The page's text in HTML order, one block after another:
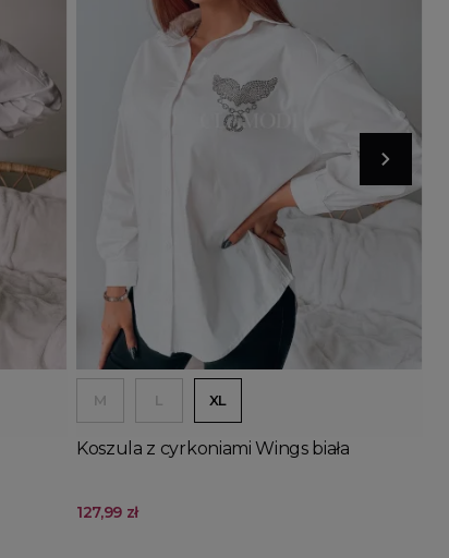
Dodaj do koszyka
Wyprzedany
M L XL
Koszula z cyrkoniami Wings biała
127,99 zł